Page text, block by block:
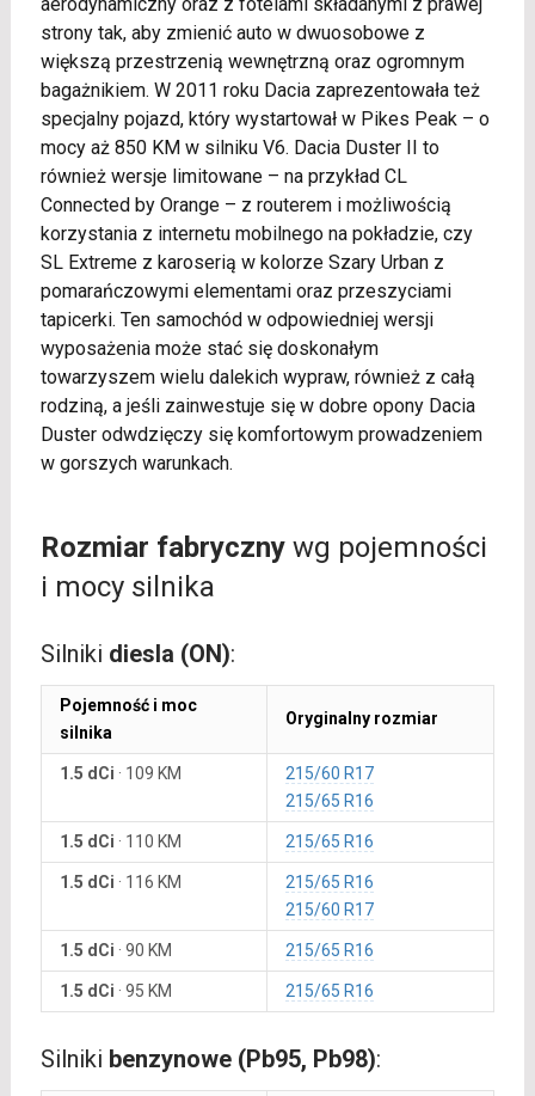
strony tak, aby zmienić auto w dwuosobowe z
większą przestrzenią wewnętrzną oraz ogromnym
bagażnikiem. W 2011 roku Dacia zaprezentowała też
specjalny pojazd, który wystartował w Pikes Peak – o
mocy aż 850 KM w silniku V6. Dacia Duster II to
również wersje limitowane – na przykład CL
Connected by Orange – z routerem i możliwością
korzystania z internetu mobilnego na pokładzie, czy
SL Extreme z karoserią w kolorze Szary Urban z
pomarańczowymi elementami oraz przeszyciami
tapicerki. Ten samochód w odpowiedniej wersji
wyposażenia może stać się doskonałym
towarzyszem wielu dalekich wypraw, również z całą
rodziną, a jeśli zainwestuje się w dobre opony Dacia
Duster odwdzięczy się komfortowym prowadzeniem
w gorszych warunkach.
Rozmiar fabrycznywg pojemności
i mocy silnika
Silniki diesla (ON):
Pojemność i moc
silnika
Oryginalny rozmiar
1.5 dCi · 109 KM
215/60 R17
215/65 R16
1.5 dCi · 110 KM 215/65 R16
1.5 dCi · 116 KM
215/65 R16
215/60 R17
1.5 dCi · 90 KM 215/65 R16
1.5 dCi · 95 KM 215/65 R16
Silniki benzynowe (Pb95, Pb98):